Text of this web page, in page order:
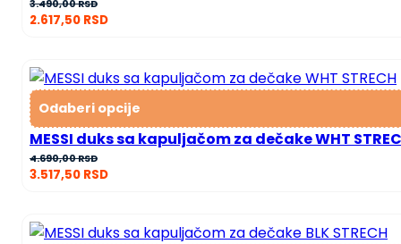
3.490,00RSD
2.617,50 RSD
Odaberi opcije
MESSI duks sa kapuljačom za dečake WHT
4.690,00RSD
3.517,50 RSD